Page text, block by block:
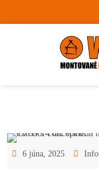
6 júna, 2025